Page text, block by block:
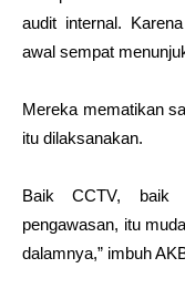
audit internal.
awal sempat
Mereka mematikan
itu dilaksanakan.
Baik CCTV, baik
pengawasan, itu
dalamnya,” imbuh